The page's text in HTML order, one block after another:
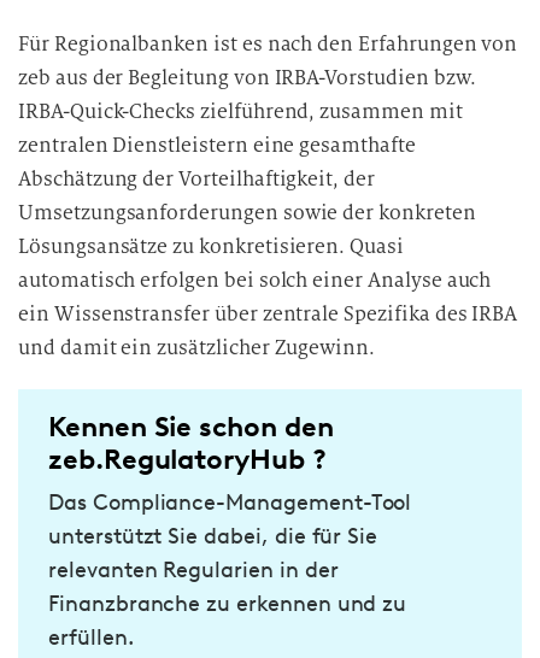
Für Regionalbanken ist es nach den Erfahrungen von
zeb aus der Begleitung von IRBA-Vorstudien bzw.
IRBA-Quick-Checks zielführend, zusammen mit
zentralen Dienstleistern eine gesamthafte
Abschätzung der Vorteilhaftigkeit, der
Umsetzungsanforderungen sowie der konkreten
Lösungsansätze zu konkretisieren. Quasi
automatisch erfolgen bei solch einer Analyse auch
ein Wissenstransfer über zentrale Spezifika des IRBA
und damit ein zusätzlicher Zugewinn.
Kennen Sie schon den
zeb.RegulatoryHub ?
Das Compliance-Management-Tool
unterstützt Sie dabei, die für Sie
relevanten Regularien in der
Finanzbranche zu erkennen und zu
erfüllen.